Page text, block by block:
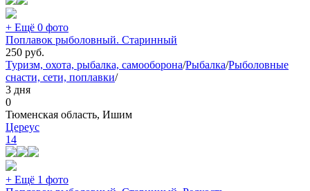
+ Ещё 0 фото
Поплавок рыболовный. Старинный
250 руб.
Туризм, охота, рыбалка, самооборона/Рыбалка/Рыболовные
снасти, сети, поплавки/
3 дня
0
Тюменская область, Ишим
Цереус
14
+ Ещё 1 фото